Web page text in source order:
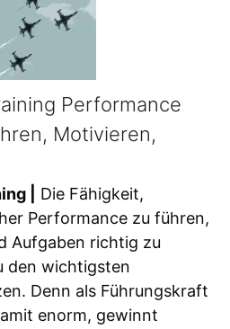
Performance
Motivieren,
|
Die Fähigkeit,
Performance zu führen,
Aufgaben richtig zu
den wichtigsten
Denn als Führungskraft
enorm, gewinnt